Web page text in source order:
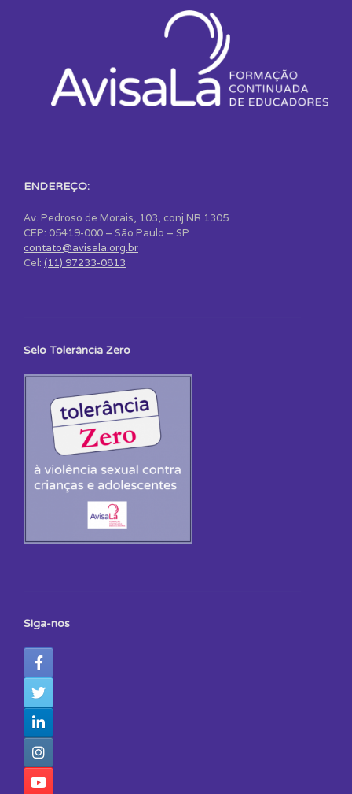
ENDEREÇO:
Av. Pedroso de Morais, 103, conj NR 1305
CEP: 05419-000 – São Paulo – SP
contato@avisala.org.br
Cel: (11) 97233-0813
Selo Tolerância Zero
Siga-nos